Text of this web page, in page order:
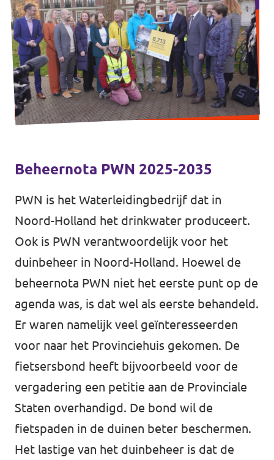
Beheernota PWN 2025-2035
PWN is het Waterleidingbedrijf dat in
Noord-Holland het drinkwater produceert.
Ook is PWN verantwoordelijk voor het
duinbeheer in Noord-Holland. Hoewel de
beheernota PWN niet het eerste punt op de
agenda was, is dat wel als eerste behandeld.
Er waren namelijk veel geïnteresseerden
voor naar het Provinciehuis gekomen. De
fietsersbond heeft bijvoorbeeld voor de
vergadering een petitie aan de Provinciale
Staten overhandigd. De bond wil de
fietspaden in de duinen beter beschermen.
Het lastige van het duinbeheer is dat de